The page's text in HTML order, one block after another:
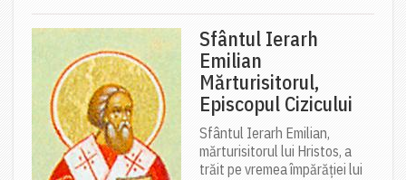
Sfântul Ierarh
Emilian
Mărturisitorul,
Episcopul Cizicului
Sfântul Ierarh Emilian,
mărturisitorul lui Hristos, a
trăit pe vremea împărăției lui